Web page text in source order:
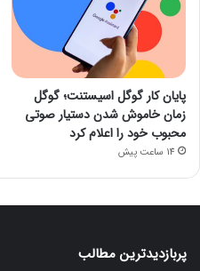
پایان کار گوگل اسیستنت؛ گوگل
زمان خاموش شدن دستیار صوتی
محبوب خود را اعلام کرد
14 ساعت پیش
پربازدیدترین مطالب